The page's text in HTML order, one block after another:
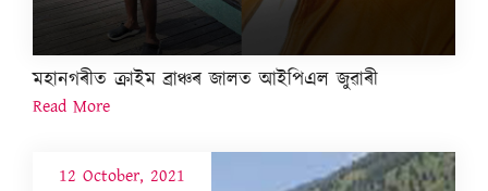
মহানগৰীত ক্ৰাইম ব্ৰাঞ্চৰ জালত আইপিএল জুৱাৰী
Read More
12 October, 2021